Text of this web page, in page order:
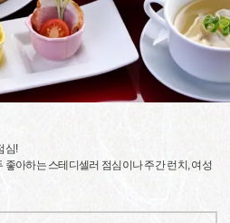
심!
좋아하는 스테디셀러 점심이나 주간 런치, 여성